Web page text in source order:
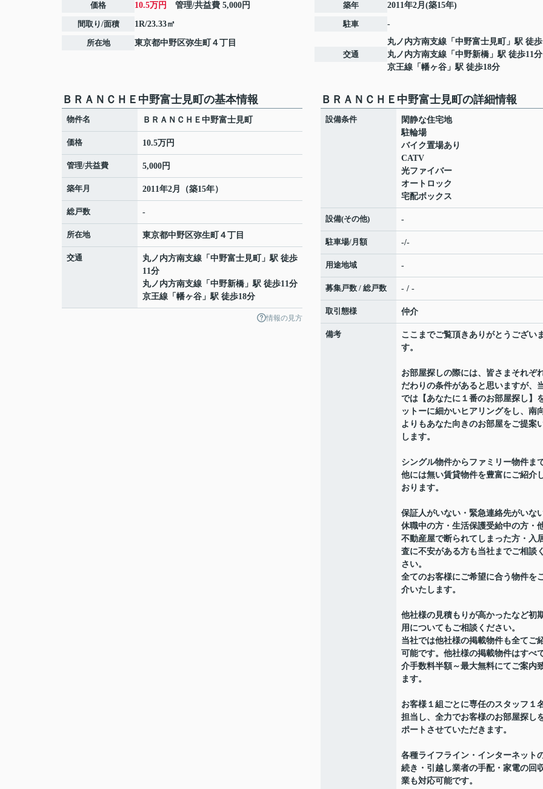
価格 10.5万円 管理/共益費 5,000円
間取り/面積 1R/23.33㎡
所在地 東京都中野区弥生町 ４丁目
築年 2011年2月(築15年)
駐車 -
交通
丸ノ内方南支線 「 中野富士見町
」駅 徒
丸ノ内方南支線 「 中野新橋 」駅 徒歩11分
京王線 「 幡ヶ谷 」駅 徒歩18分
ＢＲＡＮＣＨＥ中野富士見町の基本情報
物件名 ＢＲＡＮＣＨＥ中野富士見町
価格 10.5万円
管理/共益費 5,000円
築年月 2011年2月（築15年）
総戸数 -
所在地 東京都中野区弥生町 ４丁目
交通 丸ノ内方南支線 「 中野富士見町
」駅 徒歩
11分
丸ノ内方南支線 「 中野新橋 」駅 徒歩11分
京王線 「 幡ヶ谷 」駅 徒歩18分
情報の見方
ＢＲＡＮＣＨＥ中野富士見町の詳細情報
設備条件
閑静な住宅地
駐輪場
バイク置場あり
CATV
光ファイバー
オートロック
宅配ボックス
設備(その他) -
駐車場/月額 -/-
用途地域 -
募集戸数 / 総戸数 - / -
取引態様 仲介
備考
ここまでご覧頂きありがとうござい
す。
お部屋探しの際には、皆さまそれぞ
だわりの条件があると思いますが、
では【あなたに１番のお部屋探し】
ットーに細かいヒアリングをし、南
よりもあなた向きのお部屋をご提案
します。
シングル物件からファミリー物件ま
他には無い賃貸物件を豊富にご紹介
おります。
保証人がいない・緊急連絡先がいな
休職中の方・生活保護受給中の方・
不動産屋で断られてしまった方・入
査に不安がある方も当社までご相談
さい。
全てのお客様にご希望に合う物件を
介いたします。
他社様の見積もりが高かったなど初
用についてもご相談ください。
当社では他社様の掲載物件も全てご
可能です。他社様の掲載物件はすべ
介手数料半額～最大無料にてご案内
ます。
お客様１組ごとに専任のスタッフ１
担当し、全力でお客様のお部屋探し
ポートさせていただきます。
各種ライフライン・インターネット
続き・引越し業者の手配・家電の回
業も対応可能です。